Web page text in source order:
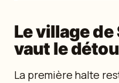
Le village de
vaut le
La première halte